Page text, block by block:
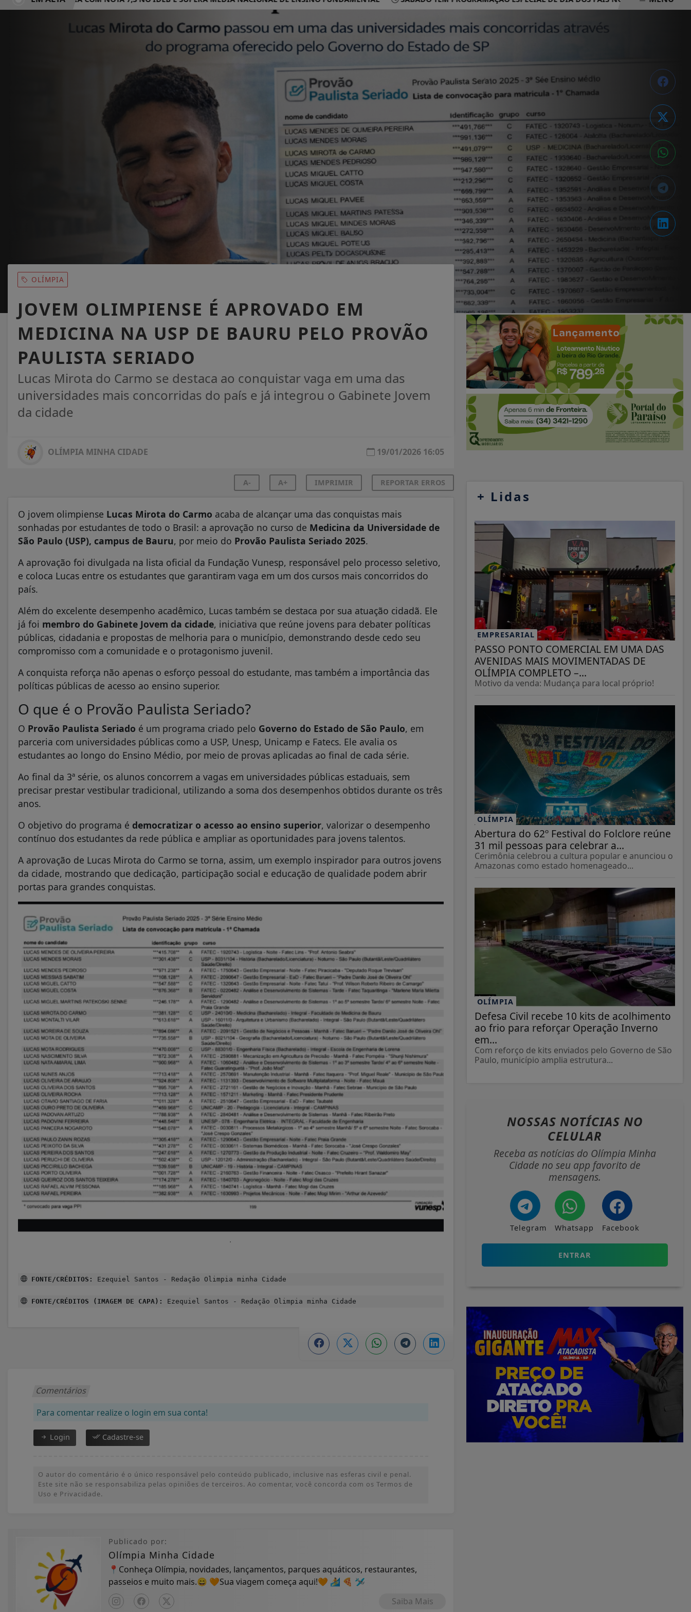
OLÍMPIA
JOVEM OLIMPIENSE É APROVADO EM
MEDICINA NA USP DE BAURU PELO PROVÃO
PAULISTA SERIADO
Lucas Mirota do Carmo se destaca ao conquistar vaga em uma das
universidades mais concorridas do país e já integrou o Gabinete Jovem
da cidade
OLÍMPIA MINHA CIDADE 19/01/2026 16:05
A- A+ IMPRIMIR REPORTAR ERROS
O jovem olimpiense Lucas Mirota do Carmo acaba de alcançar uma das conquistas mais
sonhadas por estudantes de todo o Brasil: a aprovação no curso de Medicina da Universidade de
São Paulo (USP), campus de Bauru, por meio do Provão Paulista Seriado 2025.
A aprovação foi divulgada na lista oficial da Fundação Vunesp, responsável pelo processo seletivo,
e coloca Lucas entre os estudantes que garantiram vaga em um dos cursos mais concorridos do
país.
Além do excelente desempenho acadêmico, Lucas também se destaca por sua atuação cidadã. Ele
já foi membro do Gabinete Jovem da cidade, iniciativa que reúne jovens para debater políticas
públicas, cidadania e propostas de melhoria para o município, demonstrando desde cedo seu
compromisso com a comunidade e o protagonismo juvenil.
A conquista reforça não apenas o esforço pessoal do estudante, mas também a importância das
políticas públicas de acesso ao ensino superior.
O que é o Provão Paulista Seriado?
O Provão Paulista Seriado é um programa criado pelo Governo do Estado de São Paulo, em
parceria com universidades públicas como a USP, Unesp, Unicamp e Fatecs. Ele avalia os
estudantes ao longo do Ensino Médio, por meio de provas aplicadas ao final de cada série.
Ao final da 3ª série, os alunos concorrem a vagas em universidades públicas estaduais, sem
precisar prestar vestibular tradicional, utilizando a soma dos desempenhos obtidos durante os três
anos.
O objetivo do programa é democratizar o acesso ao ensino superior, valorizar o desempenho
contínuo dos estudantes da rede pública e ampliar as oportunidades para jovens talentos.
A aprovação de Lucas Mirota do Carmo se torna, assim, um exemplo inspirador para outros jovens
da cidade, mostrando que dedicação, participação social e educação de qualidade podem abrir
portas para grandes conquistas.
.
FONTE/CRÉDITOS: Ezequiel Santos - Redação Olimpia minha Cidade
FONTE/CRÉDITOS (IMAGEM DE CAPA): Ezequiel Santos - Redação Olimpia minha Cidade
Comentários
Para comentar realize o login em sua conta!
Login Cadastre-se
O autor do comentário é o único responsável pelo conteúdo publicado, inclusive nas esferas civil e penal.
Este site não se responsabiliza pelas opiniões de terceiros. Ao comentar, você concorda com os Termos de
Uso e Privacidade.
Publicado por:
Olímpia Minha Cidade
📍Conheça Olímpia, novidades, lançamentos, parques aquáticos, restaurantes,
passeios e muito mais.😄 🧡Sua viagem começa aqui!🧡 🏄 🍕 🛩
Saiba Mais
+ Lidas
EMPRESARIAL
PASSO PONTO COMERCIAL EM UMA DAS
AVENIDAS MAIS MOVIMENTADAS DE
OLÍMPIA COMPLETO –...
Motivo da venda: Mudança para local próprio!
OLÍMPIA
Abertura do 62º Festival do Folclore reúne
31 mil pessoas para celebrar a...
Cerimônia celebrou a cultura popular e anunciou o
Amazonas como estado homenageado...
OLÍMPIA
Defesa Civil recebe 10 kits de acolhimento
ao frio para reforçar Operação Inverno
em...
Com reforço de kits enviados pelo Governo de São
Paulo, município amplia estrutura...
NOSSAS NOTÍCIAS NO
CELULAR
Receba as notícias do Olímpia Minha
Cidade no seu app favorito de
mensagens.
Telegram Whatsapp Facebook
ENTRAR